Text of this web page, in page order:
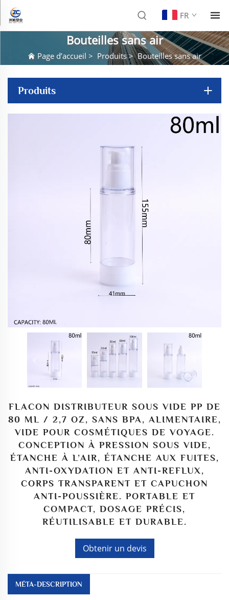
FR
Bouteilles sans air
Page d’accueil > Produits>Bouteilles sans air
Produits
FLACON DISTRIBUTEUR SOUS VIDE PP DE
80 ML / 2,7 OZ, SANS BPA, ALIMENTAIRE,
VIDE POUR COSMÉTIQUES DE VOYAGE.
CONCEPTION À PRESSION SOUS VIDE,
ÉTANCHE À L’AIR, ÉTANCHE AUX FUITES,
ANTI-OXYDATION ET ANTI-REFLUX,
CORPS TRANSPARENT ET CAPUCHON
ANTI-POUSSIÈRE. PORTABLE ET
COMPACT, DOSAGE PRÉCIS,
RÉUTILISABLE ET DURABLE.
Obtenir un devis
MÉTA-DESCRIPTION